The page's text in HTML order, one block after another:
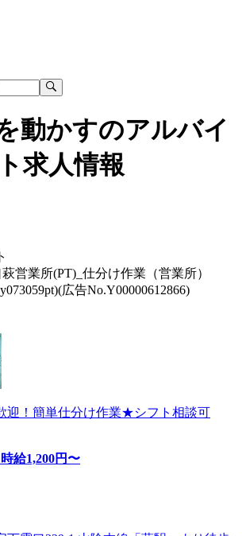
動かすのアルバイ
求人情報
営業所(PT)_仕分け作業（営業所）
広告No.Y00000612866)
迎！簡単仕分け作業★シフト相談可
時給1,200円〜